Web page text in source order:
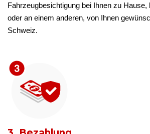
Fahrzeugbesichtigung bei Ihnen zu Hause,
oder an einem anderen, von Ihnen
Schweiz.